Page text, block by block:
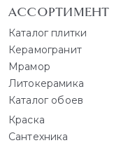
АССОРТИМЕНТ
Каталог плитки
Керамогранит
Мрамор
Литокерамика
Каталог обоев
Краска
Сантехника